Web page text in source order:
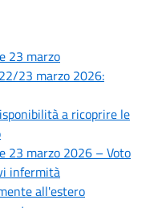
23 marzo
23 marzo 2026:
a ricoprire le
23 marzo 2026 – Voto
infermità
all'estero